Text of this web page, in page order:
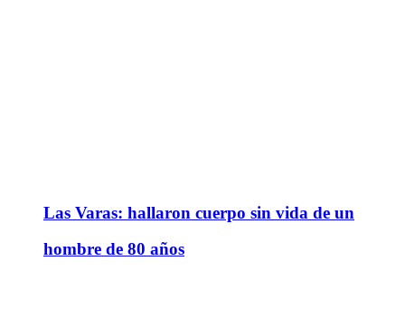
Las Varas: hallaron cuerpo sin vida de un
hombre de 80 años